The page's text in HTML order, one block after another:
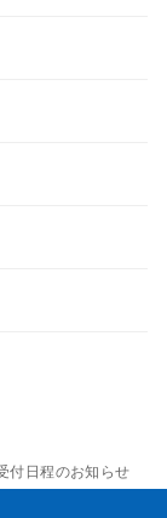
付日程のお知らせ